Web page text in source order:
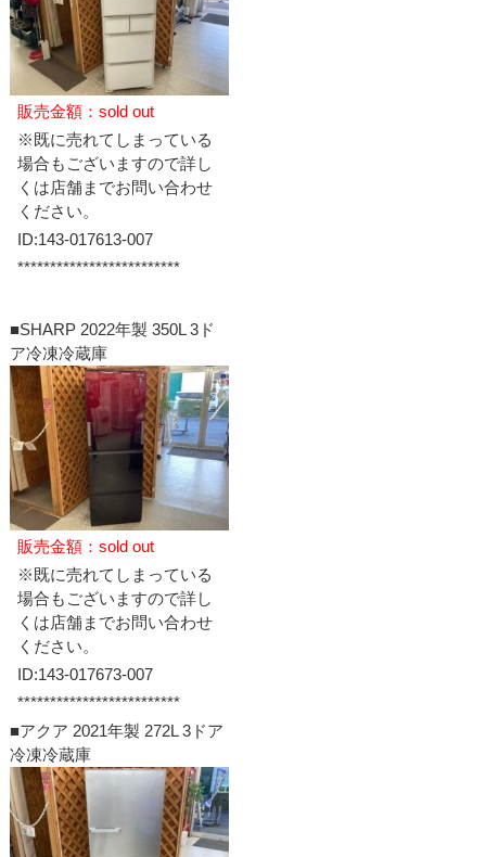
販売金額：sold out
※既に売れてしまっている
場合もございますので詳し
くは店舗までお問い合わせ
ください。
ID:143-017613-007
*************************
■SHARP 2022年製 350L 3ド
ア冷凍冷蔵庫
販売金額：sold out
※既に売れてしまっている
場合もございますので詳し
くは店舗までお問い合わせ
ください。
ID:143-017673-007
*************************
■アクア 2021年製 272L 3ドア
冷凍冷蔵庫